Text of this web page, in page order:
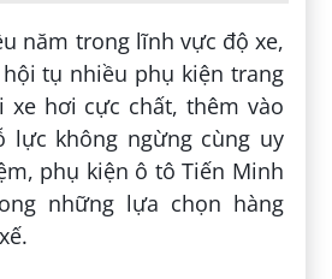
năm trong lĩnh vực độ xe,
tụ nhiều phụ kiện trang
hơi cực chất, thêm vào
lực không ngừng cùng uy
phụ kiện ô tô Tiến Minh
những lựa chọn hàng